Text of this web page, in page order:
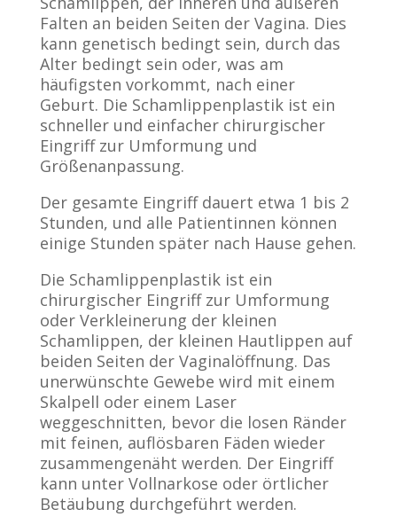
Falten an beiden Seiten der Vagina. Dies
kann genetisch bedingt sein, durch das
Alter bedingt sein oder, was am
häufigsten vorkommt, nach einer
Geburt. Die Schamlippenplastik ist ein
schneller und einfacher chirurgischer
Eingriff zur Umformung und
Größenanpassung.
Der gesamte Eingriff dauert etwa 1 bis 2
Stunden, und alle Patientinnen können
einige Stunden später nach Hause gehen.
Die Schamlippenplastik ist ein
chirurgischer Eingriff zur Umformung
oder Verkleinerung der kleinen
Schamlippen, der kleinen Hautlippen auf
beiden Seiten der Vaginalöffnung. Das
unerwünschte Gewebe wird mit einem
Skalpell oder einem Laser
weggeschnitten, bevor die losen Ränder
mit feinen, auflösbaren Fäden wieder
zusammengenäht werden. Der Eingriff
kann unter Vollnarkose oder örtlicher
Betäubung durchgeführt werden.